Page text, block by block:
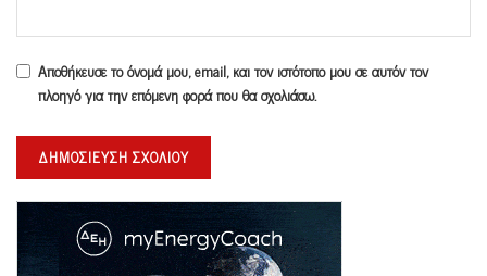
Αποθήκευσε το όνομά μου, email, και τον ιστότοπο μου σε αυτόν τον
πλοηγό για την επόμενη φορά που θα σχολιάσω.